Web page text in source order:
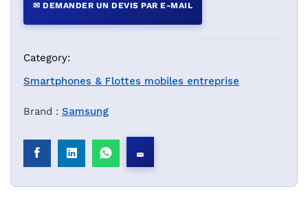
✉ DEMANDER UN DEVIS PAR E-MAIL
Category:
Smartphones & Flottes mobiles entreprise
Brand : Samsung